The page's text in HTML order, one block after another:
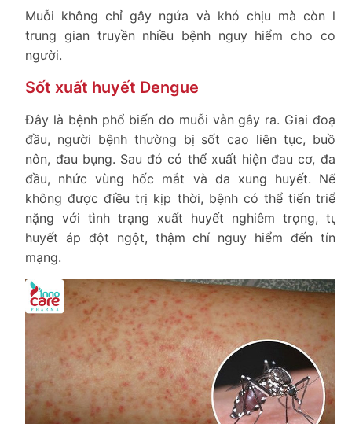
Muỗi không chỉ gây ngứa và khó chịu mà còn là
trung gian truyền nhiều bệnh nguy hiểm cho con
người.
Sốt xuất huyết Dengue
Đây là bệnh phổ biến do muỗi vằn gây ra. Giai đoạn
đầu, người bệnh thường bị sốt cao liên tục, buồn
nôn, đau bụng. Sau đó có thể xuất hiện đau cơ, đau
đầu, nhức vùng hốc mắt và da xung huyết. Nếu
không được điều trị kịp thời, bệnh có thể tiến triển
nặng với tình trạng xuất huyết nghiêm trọng, tụt
huyết áp đột ngột, thậm chí nguy hiểm đến tính
mạng.